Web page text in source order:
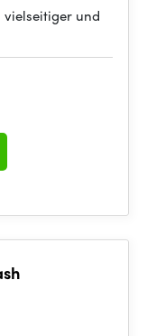
vielseitiger und